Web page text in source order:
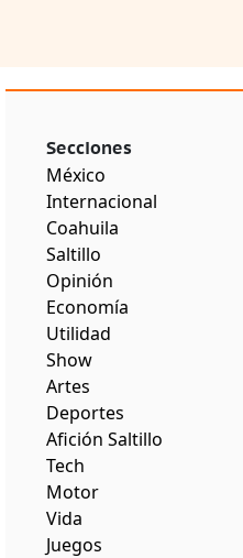
Secciones
México
Internacional
Coahuila
Saltillo
Opinión
Economía
Utilidad
Show
Artes
Deportes
Afición Saltillo
Tech
Motor
Vida
Juegos